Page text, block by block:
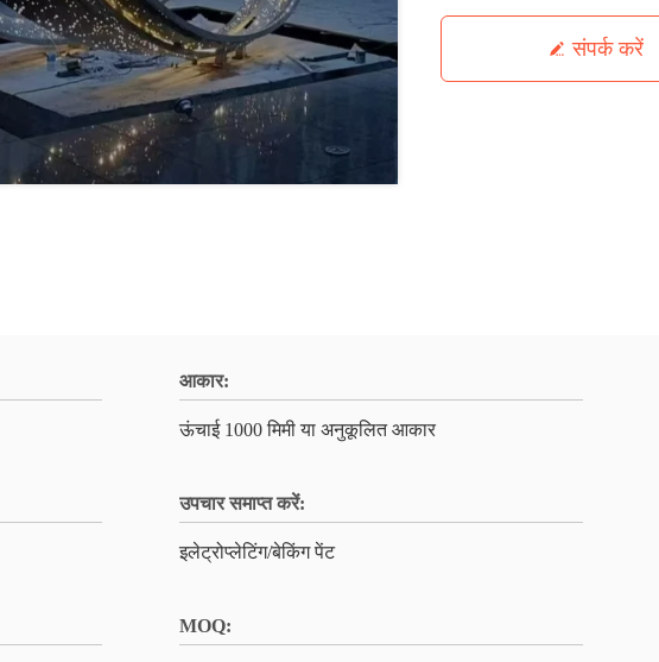
संपर्क करें
आकार:
ऊंचाई 1000 मिमी या अनुकूलित आकार
उपचार समाप्त करें:
इलेट्रोप्लेटिंग/बेकिंग पेंट
MOQ: